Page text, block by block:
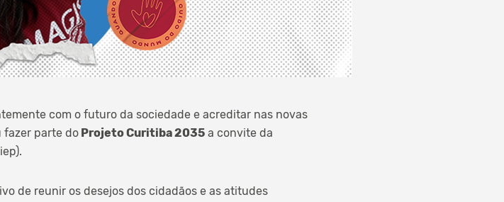
com o futuro da sociedade e acreditar nas novas
fazer parte do Projeto Curitiba 2035 a convite da
de reunir os desejos dos cidadãos e as atitudes